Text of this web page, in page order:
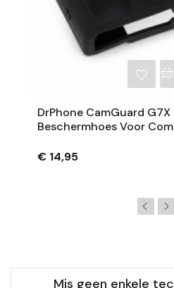
DrPhone CamGuard
Beschermhoes Voor
€ 14,95
Mis geen enkele